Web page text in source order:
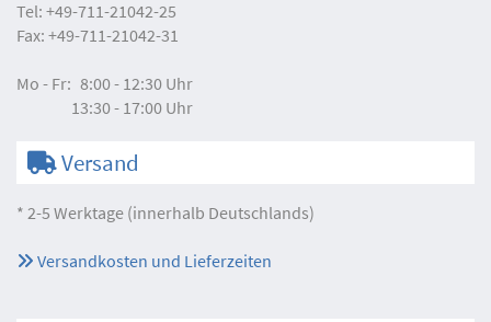
Tel: +49-711-21042-25
Fax: +49-711-21042-31
Mo - Fr: 8:00 - 12:30 Uhr
13:30 - 17:00 Uhr
Versand
* 2-5 Werktage (innerhalb Deutschlands)
Versandkosten und Lieferzeiten